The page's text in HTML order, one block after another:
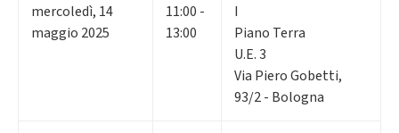
mercoledì, 14
maggio 2025
11:00 -
13:00
I
Piano Terra
U.E. 3
Via Piero Gobetti,
93/2 - Bologna